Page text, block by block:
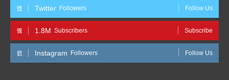
Twitter Followers Follow Us
1.8M Subscribers Subscribe
Instagram Followers Follow Us